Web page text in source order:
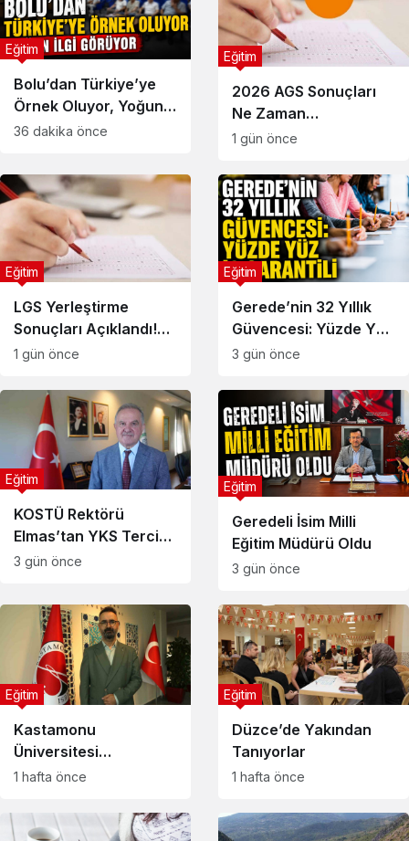
Bolu’dan Türkiye’ye
Örnek Oluyor, Yoğun
İlgi Görüyor
Eğitim
36 dakika önce
2026 AGS Sonuçları
Ne Zaman
Açıklanacak?
Öğrenilir?
Eğitim
1 gün önce
LGS Yerleştirme
Sonuçları Açıklandı!
Sonuçlar Nereden
Başvuruları Nasıl
Yapılır?
Eğitim
1 gün önce
Gerede’nin 32 Yıllık
Güvencesi: Yüzde Yüz
İş Garantili
Eğitim
3 gün önce
KOSTÜ Rektörü
Elmas’tan YKS Tercihi
Yapacak Adaylara
Eğitim
3 gün önce
Geredeli İsim Milli
Eğitim Müdürü Oldu
Eğitim
3 gün önce
Kastamonu
Üniversitesi
Akademisyeninden
Eğitim
1 hafta önce
Düzce’de Yakından
Tanıyorlar
Eğitim
1 hafta önce